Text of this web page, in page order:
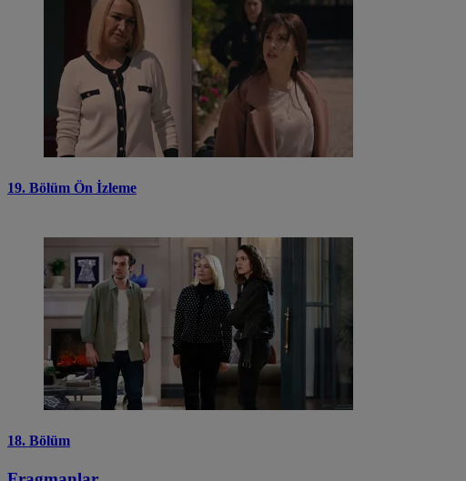
19. Bölüm Ön İzleme
18. Bölüm